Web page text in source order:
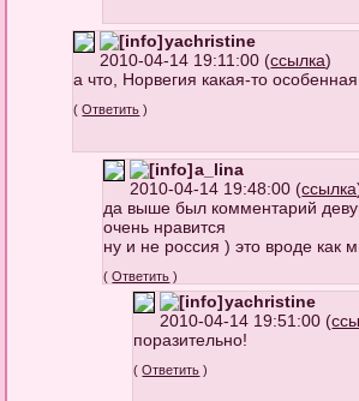
yachristine
2010-04-14 19:11:00 (ссылка)
а что, Норвегия какая-то
(Ответить )
a_lina
2010-04-14 19:48:00 (ссылка
да выше был комментарий
очень нравится
ну и не россия ) это вроде как
(Ответить )
yachristine
2010-04-14 19:51:00 (
поразительно!
(Ответить )